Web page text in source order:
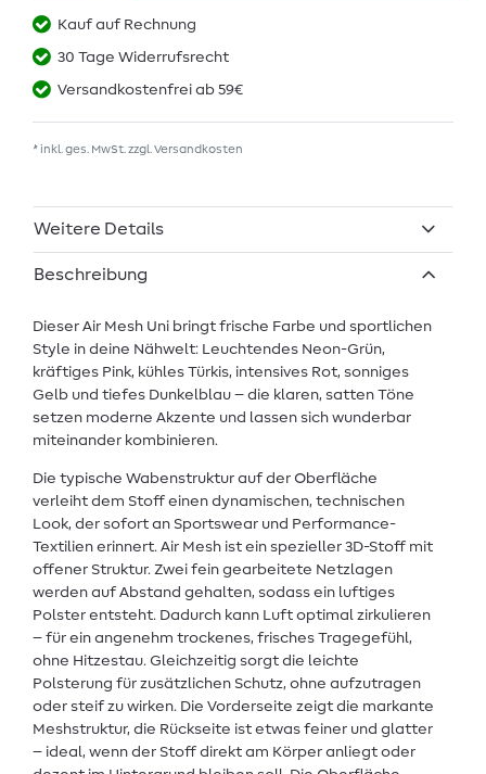
Kauf auf Rechnung
30 Tage Widerrufsrecht
Versandkostenfrei ab 59€
* inkl. ges. MwSt. zzgl. Versandkosten
Weitere Details
Beschreibung
Dieser Air Mesh Uni bringt frische Farbe und sportlichen
Style in deine Nähwelt: Leuchtendes Neon-Grün,
kräftiges Pink, kühles Türkis, intensives Rot, sonniges
Gelb und tiefes Dunkelblau – die klaren, satten Töne
setzen moderne Akzente und lassen sich wunderbar
miteinander kombinieren.
Die typische Wabenstruktur auf der Oberfläche
verleiht dem Stoff einen dynamischen, technischen
Look, der sofort an Sportswear und Performance-
Textilien erinnert. Air Mesh ist ein spezieller 3D-Stoff mit
offener Struktur. Zwei fein gearbeitete Netzlagen
werden auf Abstand gehalten, sodass ein luftiges
Polster entsteht. Dadurch kann Luft optimal zirkulieren
– für ein angenehm trockenes, frisches Tragegefühl,
ohne Hitzestau. Gleichzeitig sorgt die leichte
Polsterung für zusätzlichen Schutz, ohne aufzutragen
oder steif zu wirken. Die Vorderseite zeigt die markante
Meshstruktur, die Rückseite ist etwas feiner und glatter
– ideal, wenn der Stoff direkt am Körper anliegt oder